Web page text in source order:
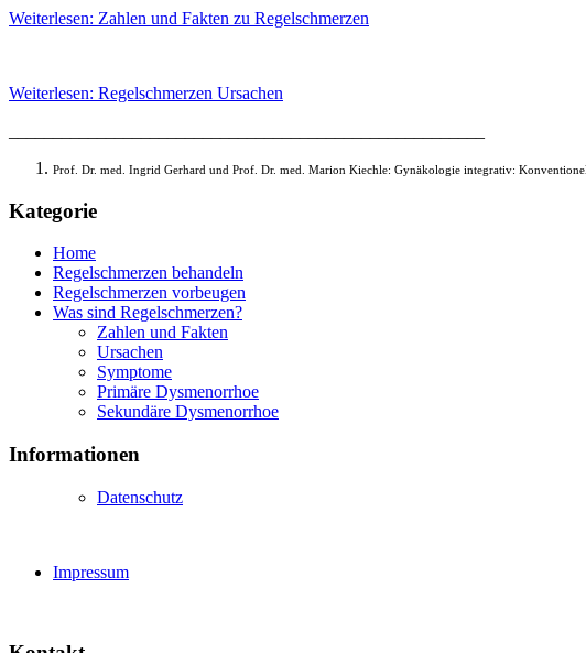
Weiterlesen: Zahlen und Fakten zu Regelschmerzen
Weiterlesen: Regelschmerzen Ursachen
Prof. Dr. med. Ingrid Gerhard und Prof. Dr. med. Marion Kiechle: Gynäkologie integrativ:
Kategorie
Home
Regelschmerzen behandeln
Regelschmerzen vorbeugen
Was sind Regelschmerzen?
Zahlen und Fakten
Ursachen
Symptome
Primäre Dysmenorrhoe
Sekundäre Dysmenorrhoe
Informationen
Datenschutz
Impressum